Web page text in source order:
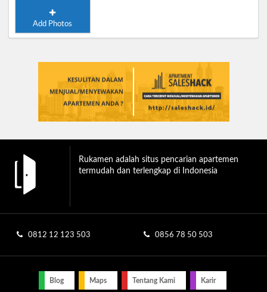
Add Photos
Rukamen adalah situs pencarian apartemen
termudah dan terlengkap di Indonesia
0812 12 123 503 0856 78 50 503
Blog Maps Tentang Kami Karir